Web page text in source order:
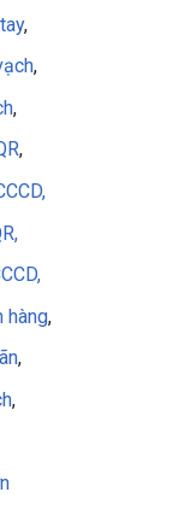
,
,
,
,
hàng,
,
,